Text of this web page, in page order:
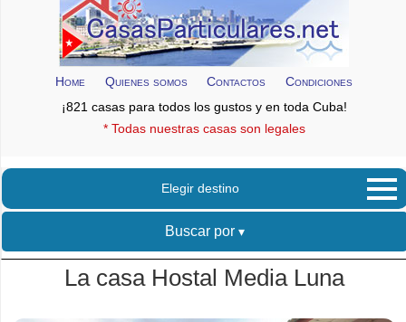
Home Quienes somos Contactos
Condiciones
¡821 casas para todos los gustos y en toda Cuba!
* Todas nuestras casas son legales
Elegir destino
Buscar por
La casa Hostal Media Luna